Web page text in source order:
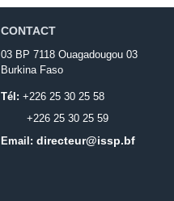
CONTACT
03 BP 7118 Ouagadougou 03
Burkina Faso
Tél: +226 25 30 25 58
+226 25 30 25 59
Email: directeur@issp.bf